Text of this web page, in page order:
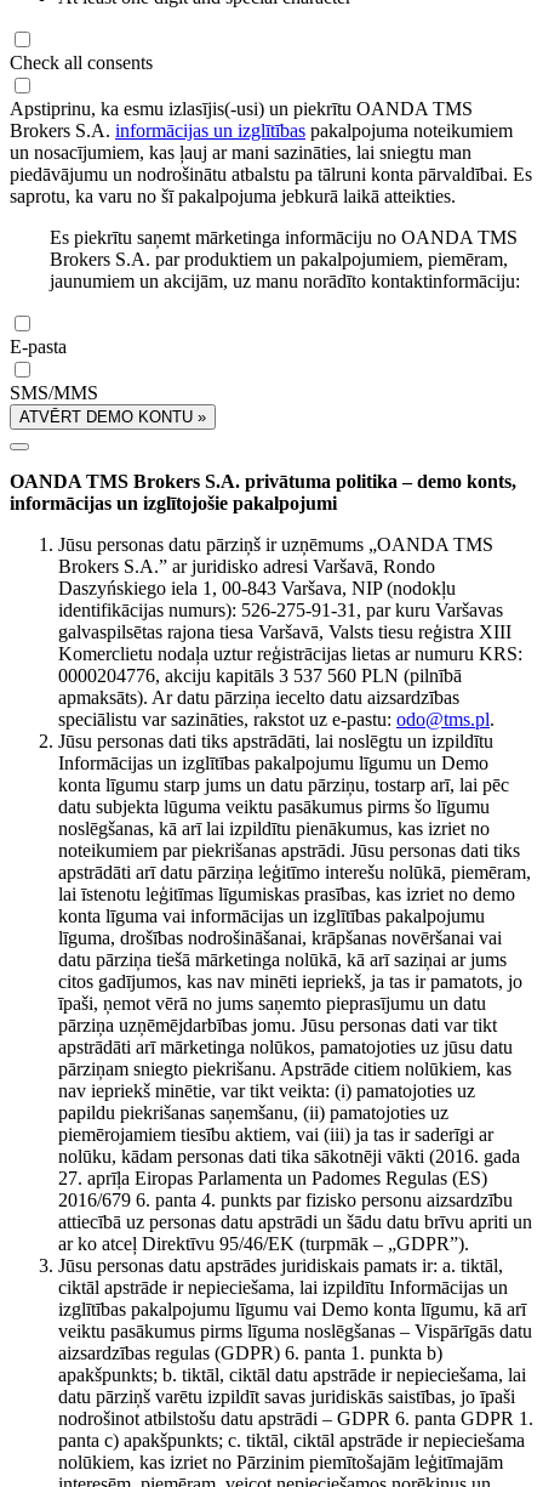
Check all consents
Apstiprinu, ka esmu izlasījis(-usi) un piekrītu OANDA TMS
Brokers S.A. informācijas un izglītības pakalpojuma noteikumiem
un nosacījumiem, kas ļauj ar mani sazināties, lai sniegtu man
piedāvājumu un nodrošinātu atbalstu pa tālruni konta pārvaldībai. Es
saprotu, ka varu no šī pakalpojuma jebkurā laikā atteikties.
Es piekrītu saņemt mārketinga informāciju no OANDA TMS
Brokers S.A. par produktiem un pakalpojumiem, piemēram,
jaunumiem un akcijām, uz manu norādīto kontaktinformāciju:
E-pasta
SMS/MMS
ATVĒRT DEMO KONTU »
OANDA TMS Brokers S.A. privātuma politika – demo konts,
informācijas un izglītojošie pakalpojumi
Jūsu personas datu pārziņš ir uzņēmums „OANDA TMS
Brokers S.A.” ar juridisko adresi Varšavā, Rondo
Daszyńskiego iela 1, 00-843 Varšava, NIP (nodokļu
identifikācijas numurs): 526-275-91-31, par kuru Varšavas
galvaspilsētas rajona tiesa Varšavā, Valsts tiesu reģistra XIII
Komerclietu nodaļa uztur reģistrācijas lietas ar numuru KRS:
0000204776, akciju kapitāls 3 537 560 PLN (pilnībā
apmaksāts). Ar datu pārziņa iecelto datu aizsardzības
speciālistu var sazināties, rakstot uz e-pastu: odo@tms.pl.
Jūsu personas dati tiks apstrādāti, lai noslēgtu un izpildītu
Informācijas un izglītības pakalpojumu līgumu un Demo
konta līgumu starp jums un datu pārziņu, tostarp arī, lai pēc
datu subjekta lūguma veiktu pasākumus pirms šo līgumu
noslēgšanas, kā arī lai izpildītu pienākumus, kas izriet no
noteikumiem par piekrišanas apstrādi. Jūsu personas dati tiks
apstrādāti arī datu pārziņa leģitīmo interešu nolūkā, piemēram,
lai īstenotu leģitīmas līgumiskas prasības, kas izriet no demo
konta līguma vai informācijas un izglītības pakalpojumu
līguma, drošības nodrošināšanai, krāpšanas novēršanai vai
datu pārziņa tiešā mārketinga nolūkā, kā arī saziņai ar jums
citos gadījumos, kas nav minēti iepriekš, ja tas ir pamatots, jo
īpaši, ņemot vērā no jums saņemto pieprasījumu un datu
pārziņa uzņēmējdarbības jomu. Jūsu personas dati var tikt
apstrādāti arī mārketinga nolūkos, pamatojoties uz jūsu datu
pārziņam sniegto piekrišanu. Apstrāde citiem nolūkiem, kas
nav iepriekš minētie, var tikt veikta: (i) pamatojoties uz
papildu piekrišanas saņemšanu, (ii) pamatojoties uz
piemērojamiem tiesību aktiem, vai (iii) ja tas ir saderīgi ar
nolūku, kādam personas dati tika sākotnēji vākti (2016. gada
27. aprīļa Eiropas Parlamenta un Padomes Regulas (ES)
2016/679 6. panta 4. punkts par fizisko personu aizsardzību
attiecībā uz personas datu apstrādi un šādu datu brīvu apriti un
ar ko atceļ Direktīvu 95/46/EK (turpmāk – „GDPR”).
Jūsu personas datu apstrādes juridiskais pamats ir: a. tiktāl,
ciktāl apstrāde ir nepieciešama, lai izpildītu Informācijas un
izglītības pakalpojumu līgumu vai Demo konta līgumu, kā arī
veiktu pasākumus pirms līguma noslēgšanas – Vispārīgās datu
aizsardzības regulas (GDPR) 6. panta 1. punkta b)
apakšpunkts; b. tiktāl, ciktāl datu apstrāde ir nepieciešama, lai
datu pārziņš varētu izpildīt savas juridiskās saistības, jo īpaši
nodrošinot atbilstošu datu apstrādi – GDPR 6. panta GDPR 1.
panta c) apakšpunkts; c. tiktāl, ciktāl apstrāde ir nepieciešama
nolūkiem, kas izriet no Pārzinim piemītošajām leģitīmajām